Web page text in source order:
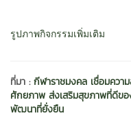
รูปภาพกิจกรรมเพิ่มเติม
ที่มา :กีฬาราชมงคล เชื่อมควา
ศักยภาพ ส่งเสริมสุขภาพที่ดีขอ
พัฒนาที่ยั่งยืน